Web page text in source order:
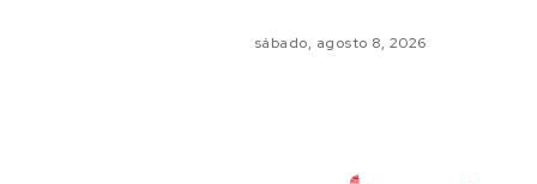
sábado, agosto 8, 2026